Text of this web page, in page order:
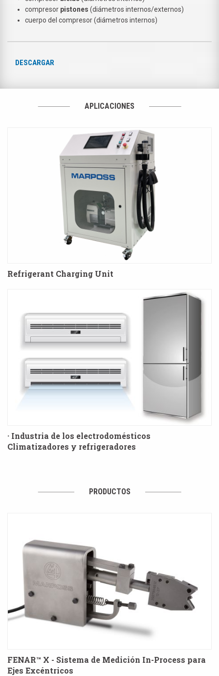
compresor pistones (diámetros internos/externos)
cuerpo del compresor (diámetros internos)
DESCARGAR
APLICACIONES
Refrigerant Charging Unit
· Industria de los electrodomésticos
Climatizadores y refrigeradores
PRODUCTOS
FENAR™ X - Sistema de Medición In-Process para
Ejes Excéntricos